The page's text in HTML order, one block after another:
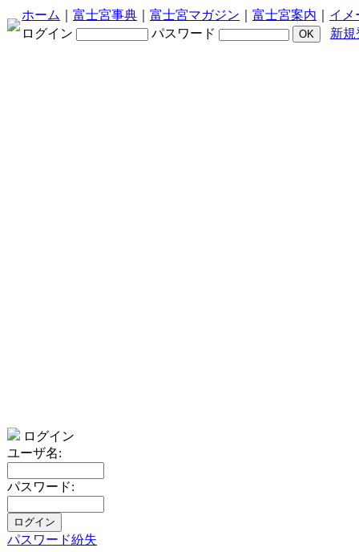
ホーム 富士宮事典 富士宮マガジン 富士宮案内
イメ
ログイン
パスワード 新規
ログイン
ユーザ名:
パスワード:
パスワード紛失